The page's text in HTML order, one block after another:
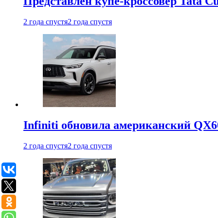
2 года спустя2 года спустя
Infiniti обновила американский
2 года спустя2 года спустя